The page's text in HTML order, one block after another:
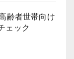
齢者世帯向け
ェック